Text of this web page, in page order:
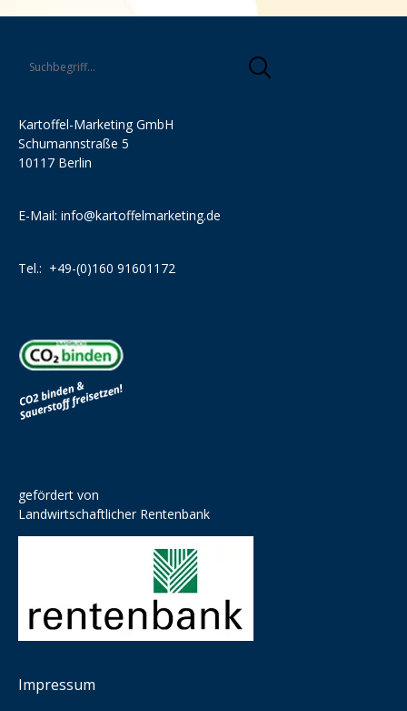
Kartoffel-Marketing GmbH
Schumannstraße 5
10117 Berlin
E-Mail: info@kartoffelmarketing.de
Tel.: +49-(0)160 91601172
gefördert von
Landwirtschaftlicher Rentenbank
Impressum